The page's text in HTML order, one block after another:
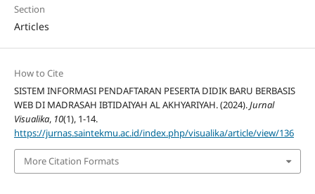
Section
Articles
How to Cite
SISTEM INFORMASI PENDAFTARAN PESERTA DIDIK BARU BERBASIS
WEB DI MADRASAH IBTIDAIYAH AL AKHYARIYAH. (2024).Jurnal
Visualika, 10(1), 1-14.
https://jurnas.saintekmu.ac.id/index.php/visualika/article/view/136
More Citation Formats